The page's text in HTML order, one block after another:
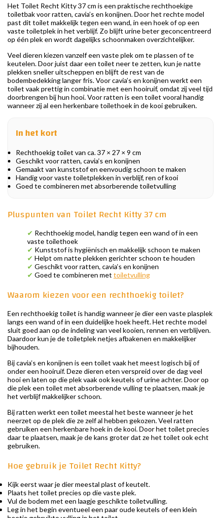
Het Toilet Recht Kitty 37 cm is een praktische rechthoekige
toiletbak voor ratten, cavia’s en konijnen. Door het rechte model
past dit toilet makkelijk tegen een wand, in een hoek of op een
vaste toiletplek in het verblijf. Zo blijft urine beter geconcentreerd
op één plek en wordt dagelijks schoonmaken overzichtelijker.
Veel dieren kiezen vanzelf een vaste plek om te plassen of te
keutelen. Door juist daar een toilet neer te zetten, kun je natte
plekken sneller uitscheppen en blijft de rest van de
bodembedekking langer fris. Voor cavia’s en konijnen werkt een
toilet vaak prettig in combinatie met een hooiruif, omdat zij veel tijd
doorbrengen bij hun hooi. Voor ratten is een toilet vooral handig
wanneer zij al een herkenbare toilethoek in de kooi gebruiken.
In het kort
Rechthoekig toilet van ca. 37 × 27 × 9 cm
Geschikt voor ratten, cavia’s en konijnen
Gemaakt van kunststof en eenvoudig schoon te maken
Handig voor vaste toiletplekken in verblijf, ren of kooi
Goed te combineren met absorberende toiletvulling
Pluspunten van Toilet Recht Kitty 37 cm
✔ Rechthoekig model, handig tegen een wand of in een
vaste toilethoek
✔ Kunststof is hygiënisch en makkelijk schoon te maken
✔ Helpt om natte plekken gerichter schoon te houden
✔ Geschikt voor ratten, cavia’s en konijnen
✔ Goed te combineren met toiletvulling
Waarom kiezen voor een rechthoekig toilet?
Een rechthoekig toilet is handig wanneer je dier een vaste plasplek
langs een wand of in een duidelijke hoek heeft. Het rechte model
sluit goed aan op de indeling van veel kooien, rennen en verblijven.
Daardoor kun je de toiletplek netjes afbakenen en makkelijker
bijhouden.
Bij cavia’s en konijnen is een toilet vaak het meest logisch bij of
onder een hooiruif. Deze dieren eten verspreid over de dag veel
hooi en laten op die plek vaak ook keutels of urine achter. Door op
die plek een toilet met absorberende vulling te plaatsen, maak je
het verblijf makkelijker schoon.
Bij ratten werkt een toilet meestal het beste wanneer je het
neerzet op de plek die ze zelf al hebben gekozen. Veel ratten
gebruiken een herkenbare hoek in de kooi. Door het toilet precies
daar te plaatsen, maak je de kans groter dat ze het toilet ook echt
gebruiken.
Hoe gebruik je Toilet Recht Kitty?
Kijk eerst waar je dier meestal plast of keutelt.
Plaats het toilet precies op die vaste plek.
Vul de bodem met een laagje geschikte toiletvulling.
Leg in het begin eventueel een paar oude keutels of een klein